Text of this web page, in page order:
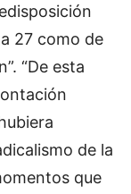
27 como de
“De esta
de la
que